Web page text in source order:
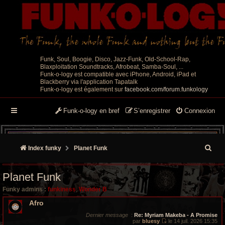
Funk, Soul, Boogie, Disco, Jazz-Funk, Old-School-Rap,
Blaxploitation Soundtracks, Afrobeat, Samba-Soul, ...
Funk-o-logy est compatible avec iPhone, Android, iPad et
Blackberry via l'application Tapatalk
Funk-o-logy est également sur facebook.com/forum.funkology
Connexion
S’enregistrer
Funk-o-logy en bref
Index funky Planet Funk
e
h
Planet Funk
Funky admins : funkiness, Wonder B
Afro
Dernier message : Re: Myriam Makeba - A Promise
par bluesy
le 14 juil. 2026 15:35